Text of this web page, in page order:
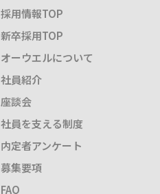
採用情報TOP
新卒採用TOP
オーウエルについて
社員紹介
座談会
社員を支える制度
内定者アンケート
募集要項
FAQ